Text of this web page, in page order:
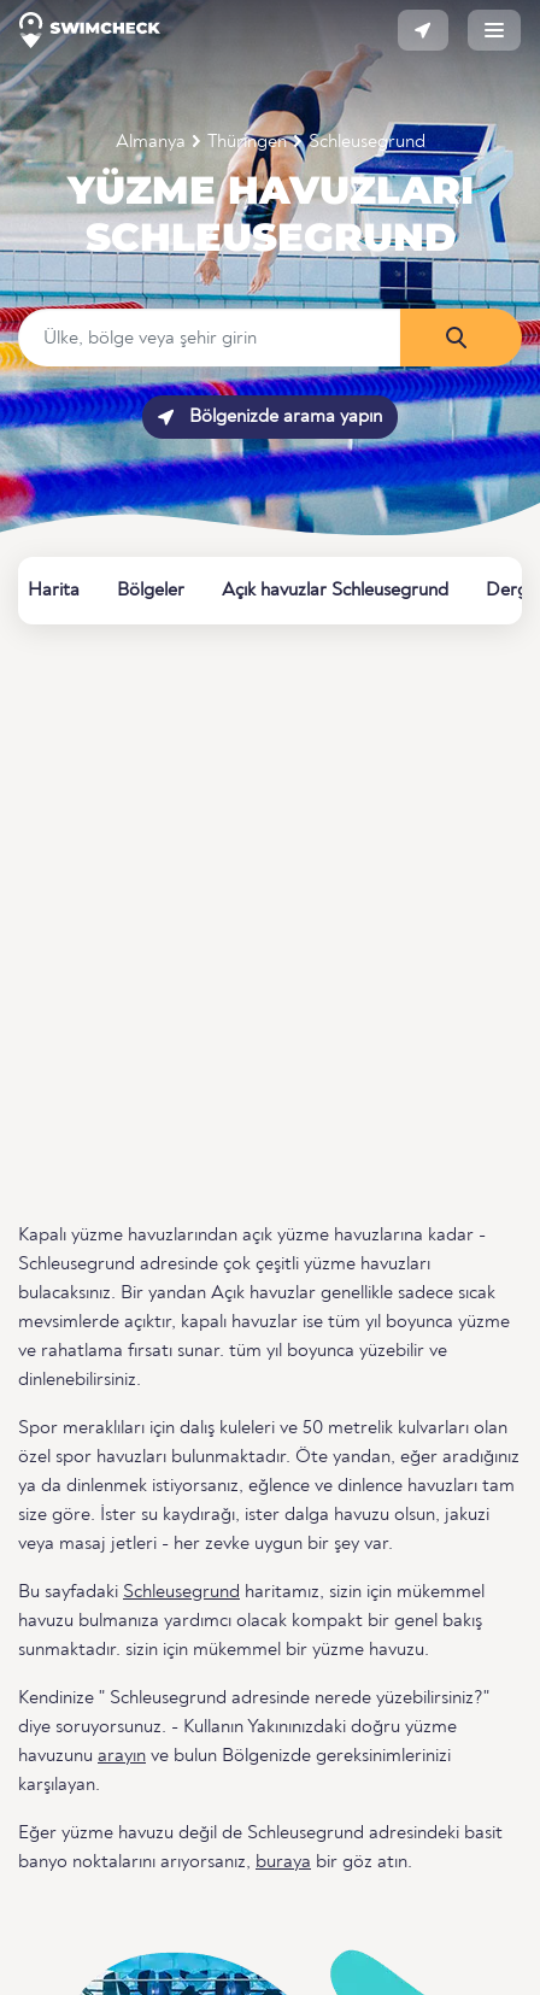
Almanya Thüringen Schleusegrund
YÜZME HAVUZLARI
SCHLEUSEGRUND
Bölgenizde arama yapın
Harita Bölgeler Açık havuzlar Schleusegrund Dergi
Kapalı yüzme havuzlarından açık yüzme havuzlarına kadar -
Schleusegrund adresinde çok çeşitli yüzme havuzları
bulacaksınız. Bir yandan Açık havuzlar genellikle sadece sıcak
mevsimlerde açıktır, kapalı havuzlar ise tüm yıl boyunca yüzme
ve rahatlama fırsatı sunar. tüm yıl boyunca yüzebilir ve
dinlenebilirsiniz.
Spor meraklıları için dalış kuleleri ve 50 metrelik kulvarları olan
özel spor havuzları bulunmaktadır. Öte yandan, eğer aradığınız
ya da dinlenmek istiyorsanız, eğlence ve dinlence havuzları tam
size göre. İster su kaydırağı, ister dalga havuzu olsun, jakuzi
veya masaj jetleri - her zevke uygun bir şey var.
Bu sayfadaki Schleusegrund haritamız, sizin için mükemmel
havuzu bulmanıza yardımcı olacak kompakt bir genel bakış
sunmaktadır. sizin için mükemmel bir yüzme havuzu.
Kendinize " Schleusegrund adresinde nerede yüzebilirsiniz?"
diye soruyorsunuz. - Kullanın Yakınınızdaki doğru yüzme
havuzunu arayın ve bulun Bölgenizde gereksinimlerinizi
karşılayan.
Eğer yüzme havuzu değil de Schleusegrund adresindeki basit
banyo noktalarını arıyorsanız, buraya bir göz atın.